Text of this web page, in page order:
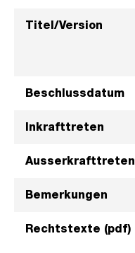
Titel/Version
Beschlussdatum
Inkrafttreten
Ausserkrafttreten
Bemerkungen
Rechtstexte (pdf)